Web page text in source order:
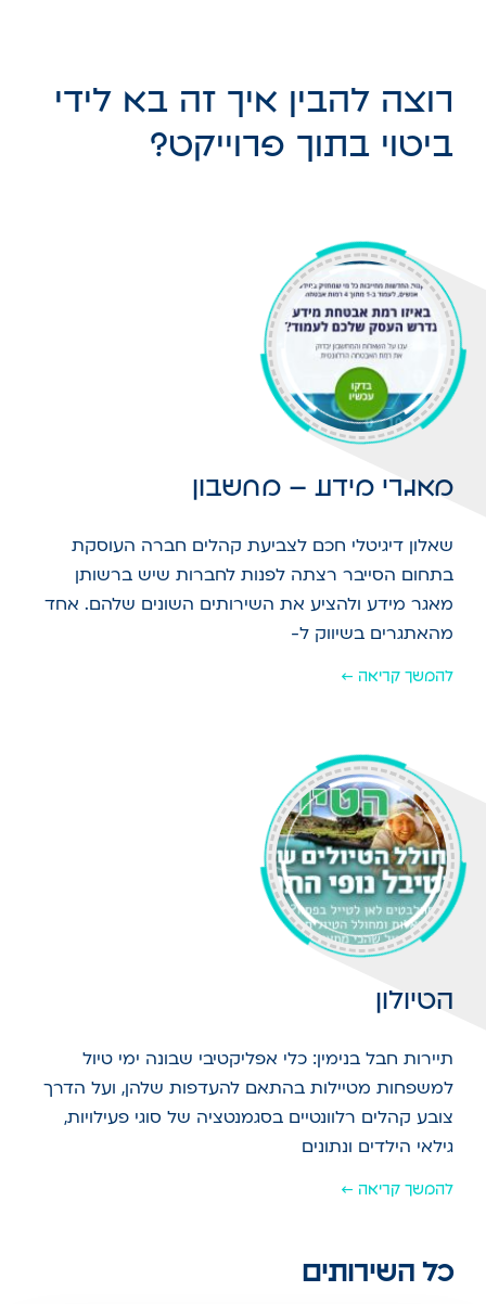
רוצה להבין איך זה בא לידי
ביטוי בתוך פרוייקט?
מאגרי מידע – מחשבון
שאלון דיגיטלי חכם לצביעת קהלים חברה העוסקת
בתחום הסייבר רצתה לפנות לחברות שיש ברשותן
מאגר מידע ולהציע את השירותים השונים שלהם. אחד
מהאתגרים בשיווק ל-
להמשך קריאה ←
הטיולון
תיירות חבל בנימין: כלי אפליקטיבי שבונה ימי טיול
למשפחות מטיילות בהתאם להעדפות שלהן, ועל הדרך
צובע קהלים רלוונטיים בסגמנטציה של סוגי פעילויות,
גילאי הילדים ונתונים
להמשך קריאה ←
כל השירותים